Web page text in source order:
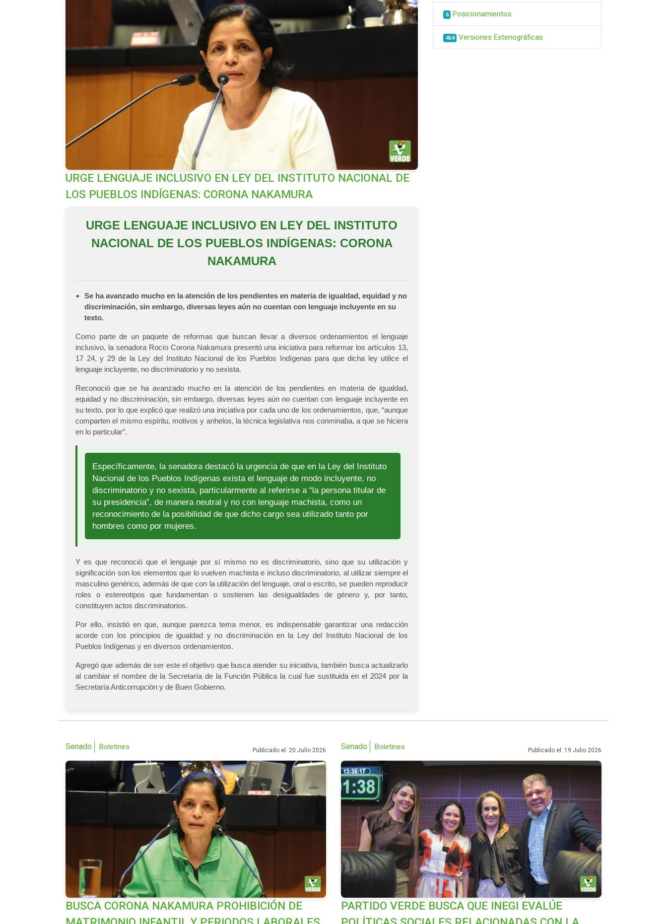
URGE LENGUAJE INCLUSIVO EN LEY DEL INSTITUTO NACIONAL DE
LOS PUEBLOS INDÍGENAS: CORONA NAKAMURA
URGE LENGUAJE INCLUSIVO EN LEY DEL INSTITUTO
NACIONAL DE LOS PUEBLOS INDÍGENAS: CORONA
NAKAMURA
Se ha avanzado mucho en la atención de los pendientes en materia de igualdad, equidad y no
discriminación, sin embargo, diversas leyes aún no cuentan con lenguaje incluyente en su
texto.
Como parte de un paquete de reformas que buscan llevar a diversos ordenamientos el lenguaje
inclusivo, la senadora Rocío Corona Nakamura presentó una iniciativa para reformar los artículos 13,
17 24, y 29 de la Ley del Instituto Nacional de los Pueblos Indígenas para que dicha ley utilice el
lenguaje incluyente, no discriminatorio y no sexista.
Reconoció que se ha avanzado mucho en la atención de los pendientes en materia de igualdad,
equidad y no discriminación, sin embargo, diversas leyes aún no cuentan con lenguaje incluyente en
su texto, por lo que explicó que realizó una iniciativa por cada uno de los ordenamientos, que, “aunque
comparten el mismo espíritu, motivos y anhelos, la técnica legislativa nos conminaba, a que se hiciera
en lo particular”.
Específicamente, la senadora destacó la urgencia de que en la Ley del Instituto
Nacional de los Pueblos Indígenas exista el lenguaje de modo incluyente, no
discriminatorio y no sexista, particularmente al referirse a “la persona titular de
su presidencia”, de manera neutral y no con lenguaje machista, como un
reconocimiento de la posibilidad de que dicho cargo sea utilizado tanto por
hombres como por mujeres.
Y es que reconoció que el lenguaje por sí mismo no es discriminatorio, sino que su utilización y
significación son los elementos que lo vuelven machista e incluso discriminatorio, al utilizar siempre el
masculino genérico, además de que con la utilización del lenguaje, oral o escrito, se pueden reproducir
roles o estereotipos que fundamentan o sostienen las desigualdades de género y, por tanto,
constituyen actos discriminatorios.
Por ello, insistió en que, aunque parezca tema menor, es indispensable garantizar una redacción
acorde con los principios de igualdad y no discriminación en la Ley del Instituto Nacional de los
Pueblos Indígenas y en diversos ordenamientos.
Agregó que además de ser este el objetivo que busca atender su iniciativa, también busca actualizarlo
al cambiar el nombre de la Secretaría de la Función Pública la cual fue sustituida en el 2024 por la
Secretaría Anticorrupción y de Buen Gobierno.
6 Posicionamientos
454 Versiones Estenográficas
Senado Boletines Publicado el: 20 Julio 2026
BUSCA CORONA NAKAMURA PROHIBICIÓN DE
Senado Boletines Publicado el: 19 Julio 2026
PARTIDO VERDE BUSCA QUE INEGI EVALÚE